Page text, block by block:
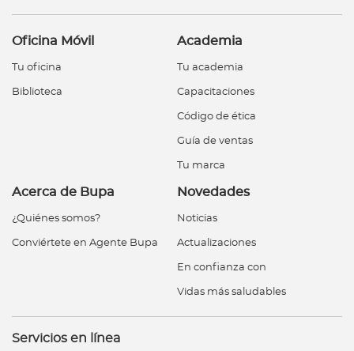
Oficina Móvil
Tu oficina
Biblioteca
Academia
Tu academia
Capacitaciones
Código de ética
Guía de ventas
Tu marca
Acerca de Bupa
¿Quiénes somos?
Conviértete en Agente Bupa
Novedades
Noticias
Actualizaciones
En confianza con
Vidas más saludables
Servicios en línea